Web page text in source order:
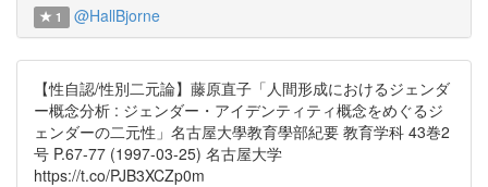
1 @HallBjorne
【性自認/性別二元論】藤原直子「人間形成におけるジェンダ
ー概念分析 : ジェンダー・アイデンティティ概念をめぐるジ
ェンダーの二元性」名古屋大學教育學部紀要 教育学科 43巻2
号 P.67-77 (1997-03-25) 名古屋大学
https://t.co/PJB3XCZp0m